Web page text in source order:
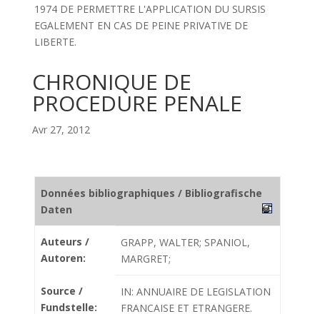
1974 DE PERMETTRE L'APPLICATION DU SURSIS
EGALEMENT EN CAS DE PEINE PRIVATIVE DE
LIBERTE.
CHRONIQUE DE
PROCEDURE PENALE
Avr 27, 2012
Données bibliographiques / Bibliografische
Daten
Auteurs /
Autoren:
GRAPP, WALTER; SPANIOL,
MARGRET;
Source /
Fundstelle:
IN: ANNUAIRE DE LEGISLATION
FRANCAISE ET ETRANGERE.